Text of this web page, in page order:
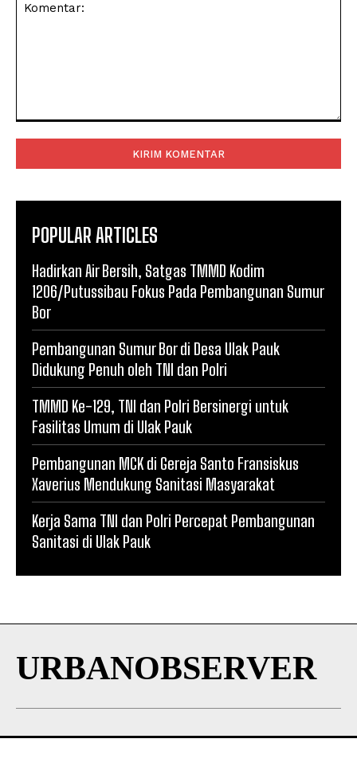
POPULAR ARTICLES
Hadirkan Air Bersih, Satgas TMMD Kodim
1206/Putussibau Fokus Pada Pembangunan Sumur
Bor
Pembangunan Sumur Bor di Desa Ulak Pauk
Didukung Penuh oleh TNI dan Polri
TMMD Ke-129, TNI dan Polri Bersinergi untuk
Fasilitas Umum di Ulak Pauk
Pembangunan MCK di Gereja Santo Fransiskus
Xaverius Mendukung Sanitasi Masyarakat
Kerja Sama TNI dan Polri Percepat Pembangunan
Sanitasi di Ulak Pauk
URBANOBSERVER